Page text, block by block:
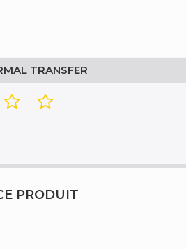
TRANSFER
PRODUIT